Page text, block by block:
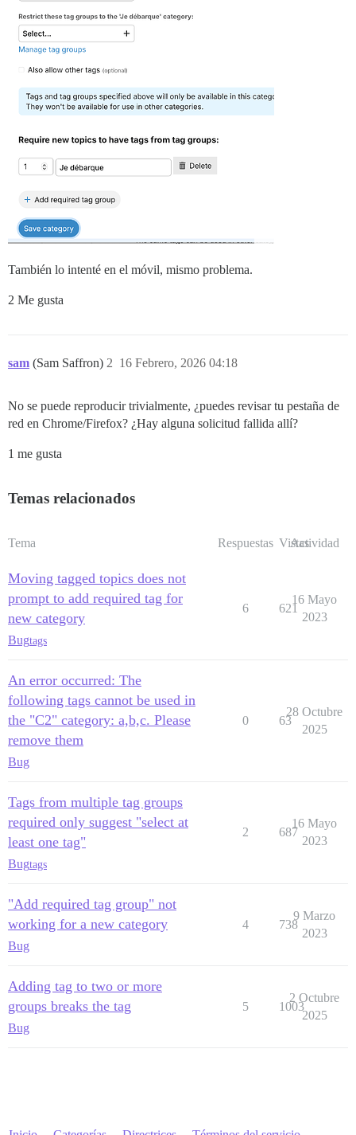
También lo intenté en el móvil, mismo problema.
2 Me gusta
sam (Sam Saffron) 16 Febrero, 2026 04:18
2
No se puede reproducir trivialmente, ¿puedes revisar tu pestaña de
red en Chrome/Firefox? ¿Hay alguna solicitud fallida allí?
1 me gusta
Temas relacionados
Tema Respuestas Vistas
Actividad
Moving tagged topics does not
prompt to add required tag for
new category
Bugtags
6 621
16 Mayo
2023
An error occurred: The
following tags cannot be used in
the "C2" category: a,b,c. Please
remove them
Bug
0 63
28 Octubre
2025
Tags from multiple tag groups
required only suggest "select at
least one tag"
Bugtags
2 687
16 Mayo
2023
"Add required tag group" not
working for a new category
Bug
4 738
9 Marzo
2023
Adding tag to two or more
groups breaks the tag
Bug
5 1003
2 Octubre
2025